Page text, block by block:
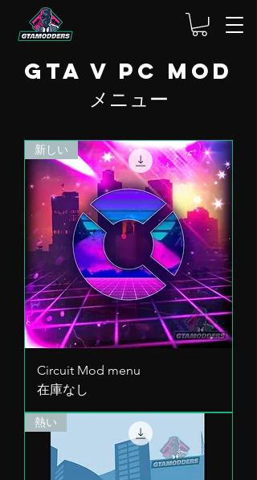
GTA V PC Mod
メニュー
新しい
Circuit Mod menu
在庫なし
熱い